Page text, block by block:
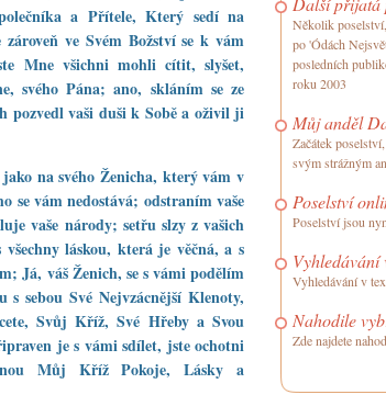
a Přítele, Který sedí na
ve Svém Božství se k vám
Mne všichni mohli cítit, slyšet,
svého Pána; ano, skláním se ze
pozvedl vaši duši k Sobě a oživil ji
na svého Ženicha, který vám v
se vám nedostává; odstraním vaše
vaše národy; setřu slzy z vašich
láskou, která je věčná, a s
Já, váš Ženich, se s vámi podělím
sebou Své Nejvzácnější Klenoty,
Svůj Kříž, Své Hřeby a Svou
je s vámi sdílet, jste ochotni
Můj Kříž Pokoje, Lásky a
Několik
po 'Ódách
posledních
roku 2003
Můj anděl
Začátek
svým strážným
Poselství
Poselství jsou
Vyhledávání
Vyhledávání v
Nahodile
Zde najdete